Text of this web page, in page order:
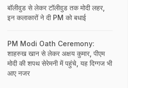
बॉलीवुड से लेकर टॉलीवुड तक मोदी लहर,
इन कलाकारों ने दी PM को बधाई
PM Modi Oath Ceremony:
शाहरुख खान से लेकर अक्षय कुमार, पीएम
मोदी की शपथ सेरेमनी में पहुंचे, यह दिग्गज भी
आए नजर